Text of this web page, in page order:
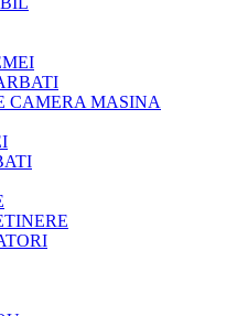
CAMERA MASINA